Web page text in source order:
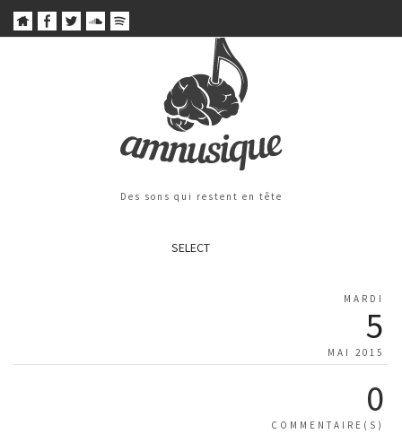
Des sons qui restent en tête
SELECT
MARDI
5
MAI 2015
0
COMMENTAIRE(S)